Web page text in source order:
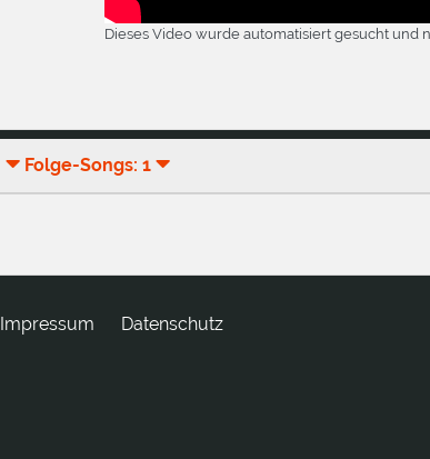
Dieses Video wurde automatisiert gesucht und
Folge-Songs: 1
Impressum Datenschutz